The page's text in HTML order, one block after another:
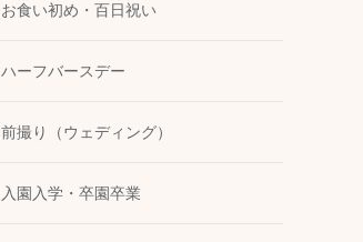
お食い初め・百日祝い
ハーフバースデー
前撮り（ウェディング）
入園入学・卒園卒業